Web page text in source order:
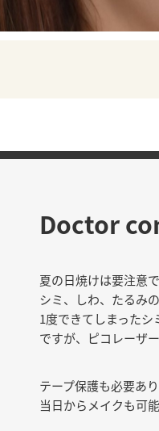
Doctor
夏の日焼けは要注意で
シミ、しわ、たるみ
1度できてしまったシ
ですが、ピコレーザ
テープ保護も必要あり
当日からメイクも可